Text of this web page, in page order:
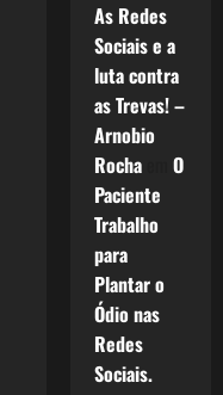
As Redes
Sociais e a
luta contra
as Trevas! –
Arnobio
Rochaem O
Paciente
Trabalho
para
Plantar o
Ódio nas
Redes
Sociais.